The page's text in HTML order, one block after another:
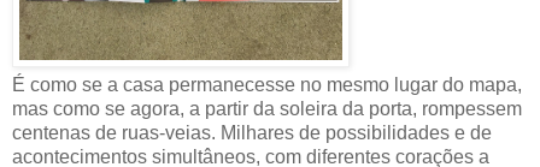
É como se a casa permanecesse no mesmo lugar do mapa,
mas como se agora, a partir da soleira da porta, rompessem
centenas de ruas-veias. Milhares de possibilidades e de
acontecimentos simultâneos, com diferentes corações a